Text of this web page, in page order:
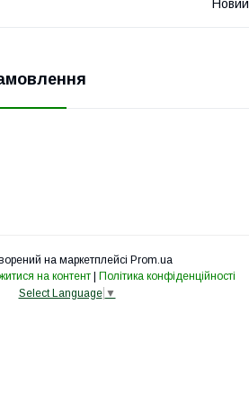
Новий
на маркетплейсі Prom.ua
на контент
Політика конфіденційності
Select Language ▼